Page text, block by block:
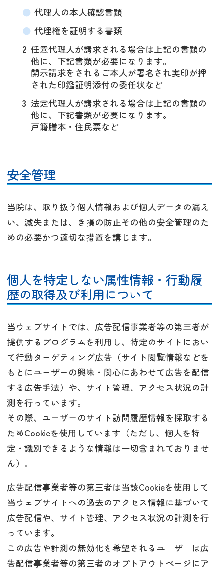
代理人の本人確認書類
代理権を証明する書類
2 任意代理人が請求される場合は上記の書類の
他に、下記書類が必要になります。
開示請求をされるご本人が署名され実印が押
された印鑑証明添付の委任状など
3 法定代理人が請求される場合は上記の書類の
他に、下記書類が必要になります。
戸籍謄本・住民票など
安全管理
当院は、取り扱う個人情報および個人データの漏え
い、滅失または、き損の防止その他の安全管理のた
めの必要かつ適切な措置を講じます。
個人を特定しない属性情報・行動履
歴の取得及び利用について
当ウェブサイトでは、広告配信事業者等の第三者が
提供するプログラムを利用し、特定のサイトにおい
て行動ターゲティング広告（サイト閲覧情報などを
もとにユーザーの興味・関心にあわせて広告を配信
する広告手法）や、サイト管理、アクセス状況の計
測を行っています。
その際、ユーザーのサイト訪問履歴情報を採取する
ためCookieを使用しています（ただし、個人を特
定・識別できるような情報は一切含まれておりませ
ん）。
広告配信事業者等の第三者は当該Cookieを使用して
当ウェブサイトへの過去のアクセス情報に基づいて
広告配信や、サイト管理、アクセス状況の計測を行
っています。
この広告や計測の無効化を希望されるユーザーは広
告配信事業者等の第三者のオプトアウトページにア